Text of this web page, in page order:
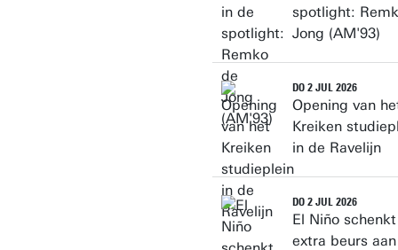
spotlight:
Jong (AM'93)
DO 2 JUL 2026
Opening van
Kreiken
in de Ravelijn
DO 2 JUL 2026
El Niño
extra beurs